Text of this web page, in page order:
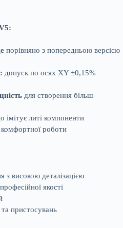
порівняно з попередньою версією
допуск по осях XY ±0,15%
для створення більш
імітує литі компоненти
комфортної роботи
високою деталізацією
якості
пристосувань